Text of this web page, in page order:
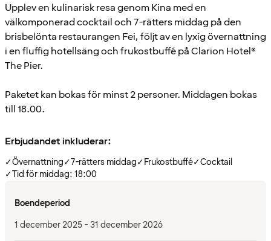
Upplev en kulinarisk resa genom Kina med en
välkomponerad cocktail och 7-rätters middag på den
brisbelönta restaurangen Fei, följt av en lyxig övernattning
i en fluffig hotellsäng och frukostbuffé på Clarion Hotel®
The Pier.
Paketet kan bokas för minst 2 personer. Middagen bokas
till 18.00.
Erbjudandet inkluderar:
✓Övernattning✓7-rätters middag✓Frukostbuffé✓Cocktail
✓Tid för middag: 18:00
Boendeperiod
1 december 2025 - 31 december 2026